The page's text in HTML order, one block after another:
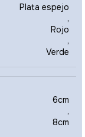
Plata espejo
,
Rojo
,
Verde
6cm
,
8cm